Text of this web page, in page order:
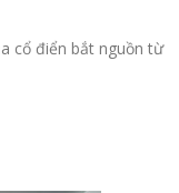
cổ điển bắt nguồn từ